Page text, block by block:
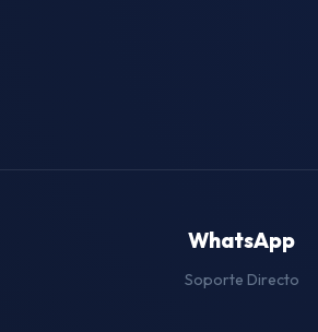
WhatsApp
Soporte Directo